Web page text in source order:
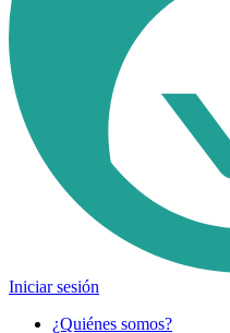
Iniciar sesión
¿Quiénes somos?